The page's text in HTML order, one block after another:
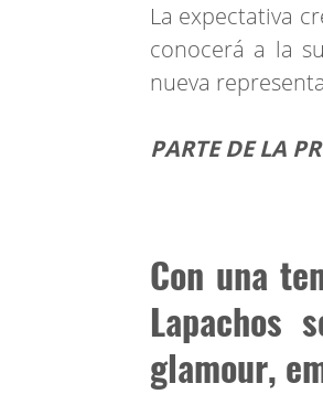
La expectativa
conocerá a la
nueva
PARTE DE LA
Con una
Lapachos
glamour,